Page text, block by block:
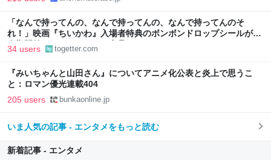
「なんで持ってんの、なんで持ってんの、なんで持ってんのそ
れ！」映画『ちいかわ』入場者特典のボンボンドロップシールが配
布期間前にフリマサイトで出品される
34 users togetter.com
『みいちゃんと山田さん』についてアニメ化公表と炎上で思うこ
と：ロマン優光連載404
205 users bunkaonline.jp
いま人気の記事 - エンタメをもっと読む
新着記事 - エンタメ